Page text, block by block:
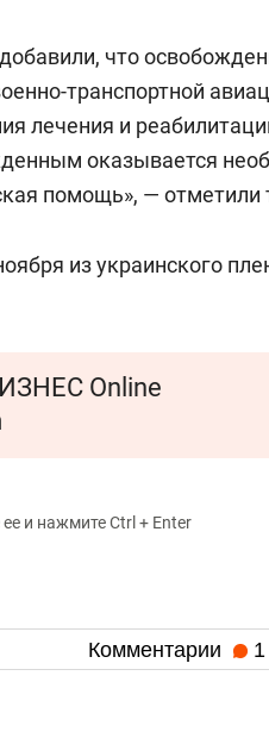
что
транспортной
лечения и
оказывается
помощь», — отметили
из украинского
Online
и нажмите Ctrl + Enter
Комментарии 1